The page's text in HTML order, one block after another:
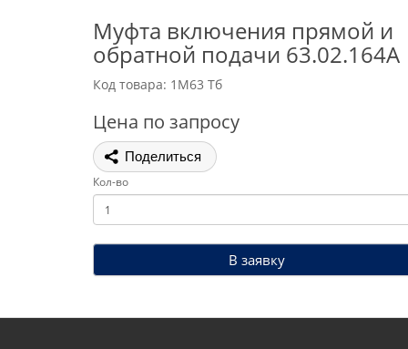
Муфта включения прямой и
обратной подачи 63.02.164А
Код товара: 1М63 Тб
Цена по запросу
Поделиться
Кол-во
В заявку